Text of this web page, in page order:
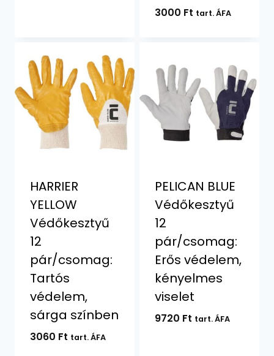
3000 Ft tart. ÁFA
HARRIER
YELLOW
Védőkesztyű
12
pár/csomag:
Tartós
védelem,
sárga színben
3060 Ft tart. ÁFA
PELICAN BLUE
Védőkesztyű
12
pár/csomag:
Erős védelem,
kényelmes
viselet
9720 Ft tart. ÁFA